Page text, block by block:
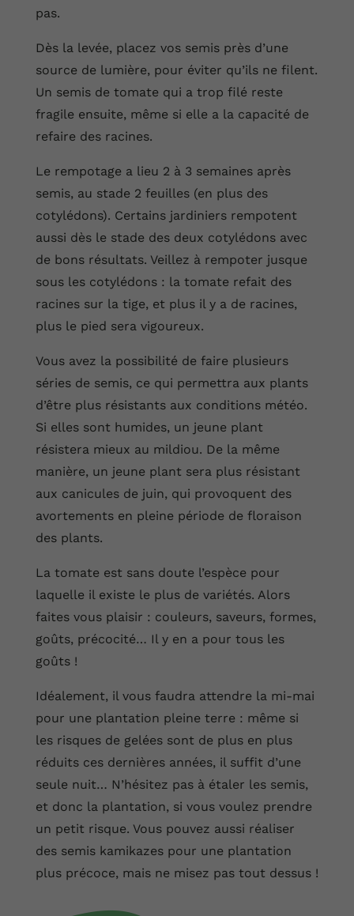
pas.
Dès la levée, placez vos semis près d’une
source de lumière, pour éviter qu’ils ne filent.
Un semis de tomate qui a trop filé reste
fragile ensuite, même si elle a la capacité de
refaire des racines.
Le rempotage a lieu 2 à 3 semaines après
semis, au stade 2 feuilles (en plus des
cotylédons). Certains jardiniers rempotent
aussi dès le stade des deux cotylédons avec
de bons résultats. Veillez à rempoter jusque
sous les cotylédons : la tomate refait des
racines sur la tige, et plus il y a de racines,
plus le pied sera vigoureux.
Vous avez la possibilité de faire plusieurs
séries de semis, ce qui permettra aux plants
d’être plus résistants aux conditions météo.
Si elles sont humides, un jeune plant
résistera mieux au mildiou. De la même
manière, un jeune plant sera plus résistant
aux canicules de juin, qui provoquent des
avortements en pleine période de floraison
des plants.
La tomate est sans doute l’espèce pour
laquelle il existe le plus de variétés. Alors
faites vous plaisir : couleurs, saveurs, formes,
goûts, précocité… Il y en a pour tous les
goûts !
Idéalement, il vous faudra attendre la mi-mai
pour une plantation pleine terre : même si
les risques de gelées sont de plus en plus
réduits ces dernières années, il suffit d’une
seule nuit… N’hésitez pas à étaler les semis,
et donc la plantation, si vous voulez prendre
un petit risque. Vous pouvez aussi réaliser
des semis kamikazes pour une plantation
plus précoce, mais ne misez pas tout dessus !